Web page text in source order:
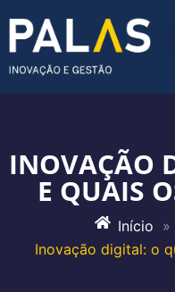
INOVAÇÃO
E QUAIS
Início »
Inovação digital: o